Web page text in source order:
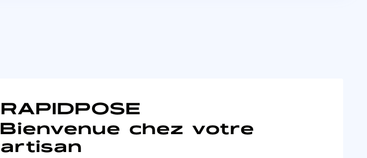
RAPIDPOSE
Bienvenue chez votre
artisan